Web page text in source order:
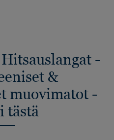
-
&
muovimatot -
tästä